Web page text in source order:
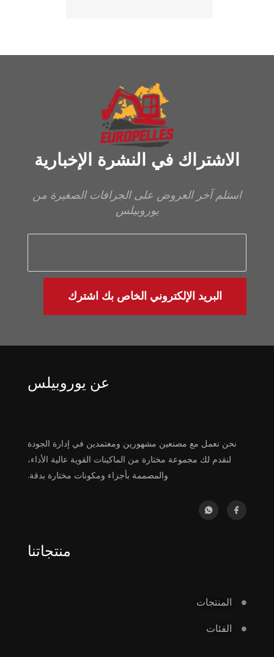
الاشتراك في النشرة الإخبارية
استلم آخر العروض على الجرافات الصغيرة من
يوروبيلس
البريد الإلكتروني الخاص بك اشترك
عن يوروبيلس
نحن نعمل مع مصنعين مشهورين ومعتمدين في إدارة الجودة
لنقدم لك مجموعة مختارة من الماكينات القوية عالية الأداء،
والمصممة بأجزاء ومكونات مختارة بدقة.
منتجاتنا
المنتجات
الفئات